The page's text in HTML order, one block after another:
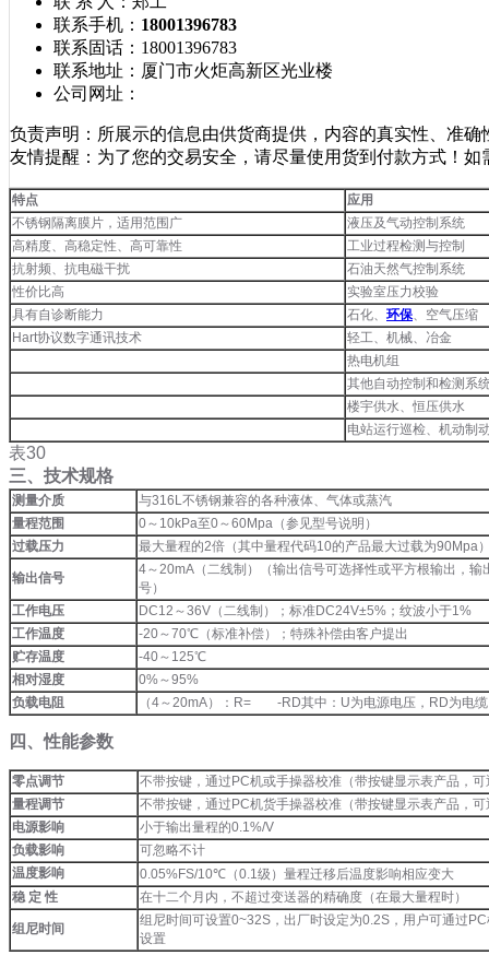
联系手机： 18001396783
联系固话： 18001396783
联系地址： 厦门市火炬高新区光业楼
公司网址：
负责声明：所展示的信息由供货商提供，内容的真实性、准
友情提醒：为了您的交易安全，请尽量使用货到付款方式！如
特点
应用
不锈钢隔离膜片，适用范围广
液压及气动控制系统
高精度、高稳定性、高可靠性
工业过程检测与控制
抗射频、抗电磁干扰
石油天然气控制系统
性价比高
实验室压力校验
具有自诊断能力
石化、 环保、空气压缩
Hart协议数字通讯技术
轻工、机械、冶金
热电机组
其他自动控制和检测系
楼宇供水、恒压供水
电站运行巡检、机动制
表30
三、技术规格
测量介质
与316L不锈钢兼容的各种液体、气体或蒸汽
量程范围
0～10kPa至0～60Mpa（参见型号说明）
过载压力
最大量程的2倍（其中量程代码10的产品最大过载为90Mpa
输出信号
4～20mA（二线制）（输出信号可选择性或平方根输出，输
号）
工作电压
DC12～36V（二线制）；标准DC24V±5%；纹波小于1%
工作温度
-20～70℃（标准补偿）；特殊补偿由客户提出
贮存温度
-40～125℃
相对湿度
0%～95%
负载电阻
（4～20mA）：R= -RD其中：U为电源电压，RD为电
四、性能参数
零点调节
不带按键，通过PC机或手操器校准（带按键显示表产品，
量程调节
不带按键，通过PC机货手操器校准（带按键显示表产品，
电源影响
小于输出量程的0.1%/V
负载影响
可忽略不计
温度影响
0.05%FS/10℃（0.1级）量程迁移后温度影响相应变大
稳 定 性
在十二个月内，不超过变送器的精确度（在最大量程时）
组尼时间
组尼时间可设置0~32S，出厂时设定为0.2S，用户可通过
设置